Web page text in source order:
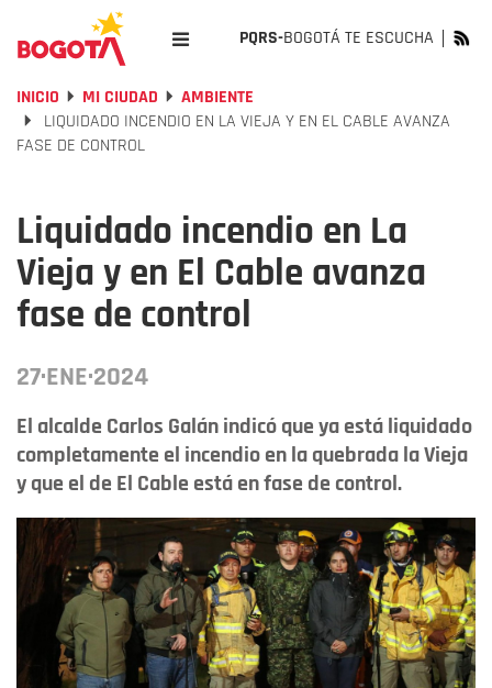
PQRS-BOGOTÁ TE ESCUCHA
INICIO MI CIUDAD
AMBIENTE
LIQUIDADO INCENDIO EN LA VIEJA Y EN EL CABLE AVANZA
FASE DE CONTROL
Liquidado incendio en La
Vieja y en El Cable avanza
fase de control
27·ENE·2024
El alcalde Carlos Galán indicó que ya está liquidado
completamente el incendio en la quebrada la Vieja
y que el de El Cable está en fase de control.